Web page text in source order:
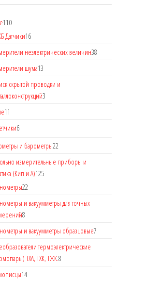
110
Датчики16
неэлектрических величин38
шума13
скрытой проводки и
3
11
6
и барометры22
измерительные приборы и
(Кип и А)125
22
и вакуумметры для точных
8
и вакуумметры образцовые7
термоэлектрические
ТХА, ТХК, ТЖК.8
14